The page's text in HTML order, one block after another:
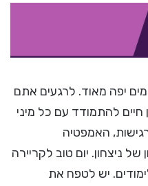
יפה מאוד. לרגעים אתם
חיים להתמודד עם כל מיני
האמפטיה
ניצחון. יום טוב לקריירה
יש לטפח את